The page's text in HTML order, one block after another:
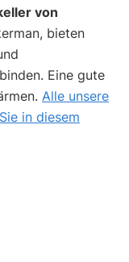
von
bieten
Eine gute
Alle unsere
in diesem